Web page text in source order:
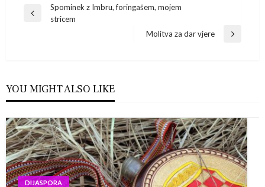
Navigacija
Previous
Spominek z Imbru, foringašem, mojem
stricem
Next
Molitva za dar vjere
YOU MIGHT ALSO LIKE
DIJASPORA